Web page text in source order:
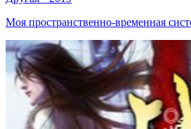
Моя пространственно-временная